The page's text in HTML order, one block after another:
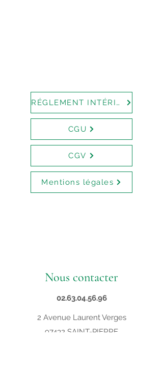
RÉGLEMENT INTÉRIEUR
CGU
CGV
Mentions légales
Nous contacter
02.63.04.56.96
2 Avenue Laurent Verges
97432 SAINT-PIERRE